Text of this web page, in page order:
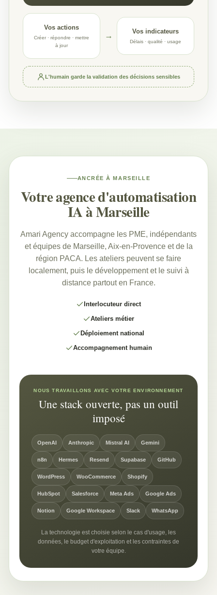
Vos actions
Créer · répondre · mettre
à jour
→ Vos indicateurs
Délais · qualité · usage
L'humain garde la validation des décisions sensibles
ANCRÉE À MARSEILLE
Votre agence d'automatisation
IA à Marseille
Amari Agency accompagne les PME, indépendants
et équipes de Marseille, Aix-en-Provence et de la
région PACA. Les ateliers peuvent se faire
localement, puis le développement et le suivi à
distance partout en France.
Interlocuteur direct
Ateliers métier
Déploiement national
Accompagnement humain
NOUS TRAVAILLONS AVEC VOTRE ENVIRONNEMENT
Une stack ouverte, pas un outil
imposé
OpenAI Anthropic Mistral AI Gemini
n8n Hermes Resend Supabase GitHub
WordPress WooCommerce Shopify
HubSpot Salesforce Meta Ads Google Ads
Notion Google Workspace Slack WhatsApp
La technologie est choisie selon le cas d'usage, les
données, le budget d'exploitation et les contraintes de
votre équipe.